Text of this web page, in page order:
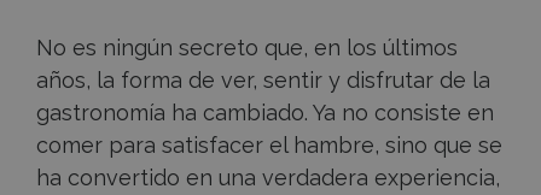
No es ningún secreto que, en los últimos
años, la forma de ver, sentir y disfrutar de la
gastronomía ha cambiado. Ya no consiste en
comer para satisfacer el hambre, sino que se
ha convertido en una verdadera experiencia,